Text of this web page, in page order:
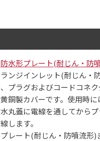
防水形プレート(耐じん・防
ンジインレット(耐じん・
プラグおよびコードコネク
銅製カバーです。使用時
丸蓋に電線を通してから
します。
レート(耐じん・防噴流形)